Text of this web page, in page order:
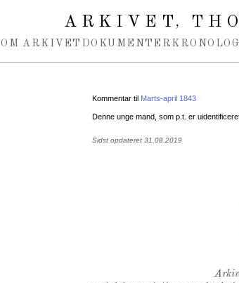
ARKIVET,
OM ARKIVET DOKUMENTER
Kommentar til Marts-april 1843
Denne unge mand, som p.t. er
Sidst opdateret 31.08.2019